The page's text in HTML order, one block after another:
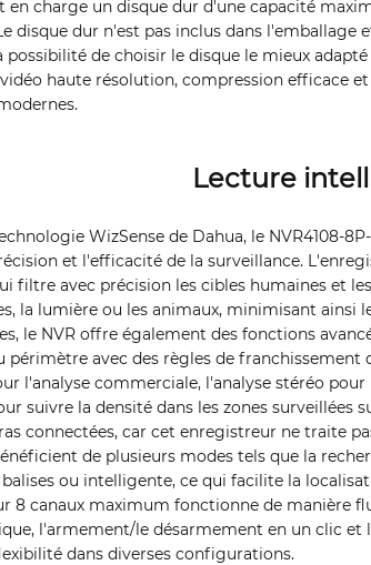
en charge un disque dur d'une capacité
disque dur n'est pas inclus dans l'emballage
possibilité de choisir le disque le mieux
haute résolution, compression efficace
Lecture
WizSense de Dahua, le NVR4108-
et l'efficacité de la surveillance.
filtre avec précision les cibles humaines et
la lumière ou les animaux, minimisant ainsi
le NVR offre également des fonctions
périmètre avec des règles de
l'analyse commerciale, l'analyse stéréo
suivre la densité dans les zones surveillées
connectées, car cet enregistreur ne traite
de plusieurs modes tels que la
balises ou intelligente, ce qui facilite la
8 canaux maximum fonctionne de manière
l'armement/le désarmement en un clic
dans diverses configurations.